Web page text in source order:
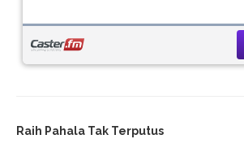
Raih Pahala Tak Terputus